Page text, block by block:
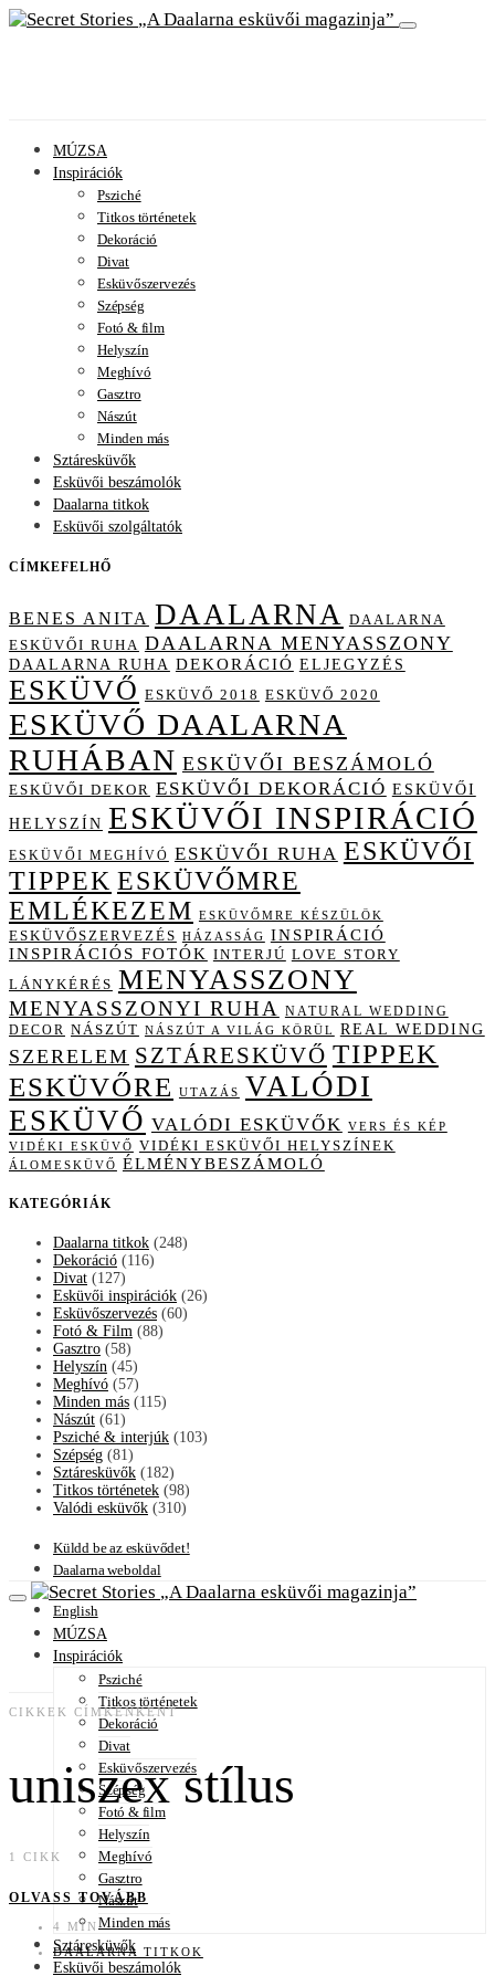
A Daalarna esküvői magazinja
MÚZSA
Inspirációk
Psziché
Titkos történetek
Dekoráció
Divat
Esküvőszervezés
Szépség
Fotó & film
Helyszín
Meghívó
Gasztro
Nászút
Minden más
Sztáresküvők
Esküvői beszámolók
Daalarna titkok
Esküvői szolgáltatók
CÍMKEFELHŐ
BENES ANITA DAALARNA DAALARNA
ESKÜVŐI RUHA DAALARNA MENYASSZONY
DAALARNA RUHA DEKORÁCIÓ ELJEGYZÉS
ESKÜVŐ ESKÜVŐ 2018 ESKÜVŐ 2020
ESKÜVŐ DAALARNA
RUHÁBAN ESKÜVŐI BESZÁMOLÓ
ESKÜVŐI DEKOR ESKÜVŐI DEKORÁCIÓ ESKÜVŐI
HELYSZÍN ESKÜVŐI INSPIRÁCIÓ
ESKÜVŐI MEGHÍVÓ ESKÜVŐI RUHA ESKÜVŐI
TIPPEK ESKÜVŐMRE
EMLÉKEZEM ESKÜVŐMRE KÉSZÜLÖK
ESKÜVŐSZERVEZÉS HÁZASSÁG INSPIRÁCIÓ
INSPIRÁCIÓS FOTÓK INTERJÚ LOVE STORY
LÁNYKÉRÉS MENYASSZONY
MENYASSZONYI RUHA
NATURAL WEDDING
DECOR NÁSZÚT NÁSZÚT A VILÁG KÖRÜL REAL WEDDING
SZERELEM SZTÁRESKÜVŐ TIPPEK
ESKÜVŐRE
UTAZÁS VALÓDI
ESKÜVŐ VALÓDI ESKÜVŐK VERS ÉS KÉP
VIDÉKI ESKÜVŐ VIDÉKI ESKÜVŐI HELYSZÍNEK
ÁLOMESKÜVŐ ÉLMÉNYBESZÁMOLÓ
KATEGÓRIÁK
Daalarna titkok (248)
Dekoráció (116)
Divat (127)
Esküvői inspirációk (26)
Esküvőszervezés (60)
Fotó & Film (88)
Gasztro (58)
Helyszín (45)
Meghívó (57)
Minden más (115)
Nászút (61)
Psziché & interjúk (103)
Szépség (81)
Sztáresküvők (182)
Titkos történetek (98)
Valódi esküvők (310)
Küldd be az esküvődet!
Daalarna weboldal
English
A Daalarna esküvői magazinja
MÚZSA
Inspirációk
Psziché
Titkos történetek
Dekoráció
Divat
Esküvőszervezés
Szépség
Fotó & film
Helyszín
Meghívó
Gasztro
Nászút
Minden más
Sztáresküvők
Esküvői beszámolók
CIKKEK CÍMKÉNKÉNT
uniszex stílus
1 CIKK
OLVASS TOVÁBB
4 MIN
DAALARNA TITKOK